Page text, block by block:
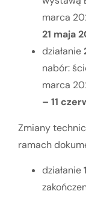
marca
21 maja
działanie
nabór:
marca
– 11
Zmiany
ramach
działanie